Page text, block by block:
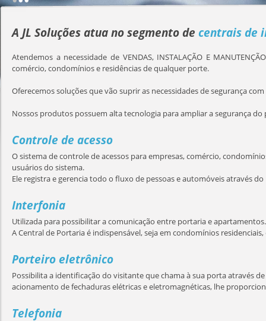
A JL Soluções atua no segmento de centrais de
Atendemos a necessidade de VENDAS, INSTALAÇÃO E
comércio, condomínios e residências de qualquer porte.
Oferecemos soluções que vão suprir as necessidades de segurança
Nossos produtos possuem alta tecnologia para ampliar a segurança
Controle de acesso
O sistema de controle de acessos para empresas, comércio,
usuários do sistema.
Ele registra e gerencia todo o fluxo de pessoas e automóveis através
Interfonia
Utilizada para possibilitar a comunicação entre portaria e apartamentos.
A Central de Portaria é indispensável, seja em condomínios
Porteiro eletrônico
Possibilita a identificação do visitante que chama à sua porta através
acionamento de fechaduras elétricas e eletromagnéticas, lhe
Telefonia